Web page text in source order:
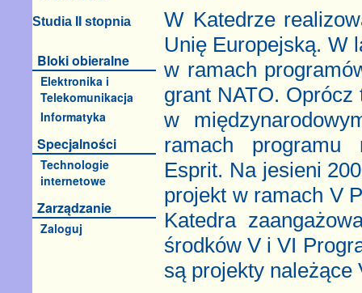
Studia II stopnia
Bloki obieralne
Elektronika i
Telekomunikacja
Informatyka
Specjalności
Technologie
internetowe
Zarządzanie
Zaloguj
W Katedrze
Unię Europejską. W
w ramach
grant NATO. Oprócz
w
ramach programu
Esprit. Na jesieni
projekt w ramach V
Katedra
środków V i VI
są projekty należące